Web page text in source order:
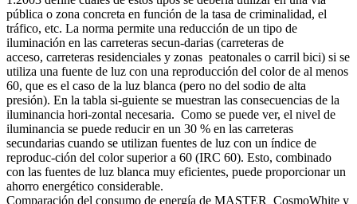
pública o zona concreta en función de la tasa de criminalidad, el
tráfico, etc. La norma permite una reducción de un tipo de
iluminación en las carreteras secun-darias (carreteras de
acceso, carreteras residenciales y zonas peatonales o carril bici) si se
utiliza una fuente de luz con una reproducción del color de al menos
60, que es el caso de la luz blanca (pero no del sodio de alta
presión). En la tabla si-guiente se muestran las consecuencias de la
iluminancia hori-zontal necesaria. Como se puede ver, el nivel de
iluminancia se puede reducir en un 30 % en las carreteras
secundarias cuando se utilizan fuentes de luz con un índice de
reproduc-ción del color superior a 60 (IRC 60). Esto, combinado
con las fuentes de luz blanca muy eficientes, puede proporcionar un
ahorro energético considerable.
Comparación del consumo de energía de MASTER CosmoWhite y